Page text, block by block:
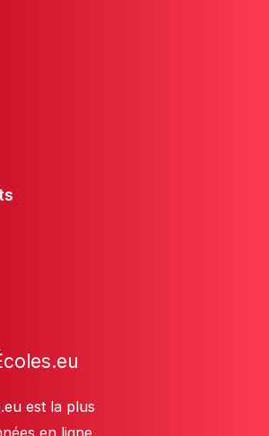
est la plus
en ligne